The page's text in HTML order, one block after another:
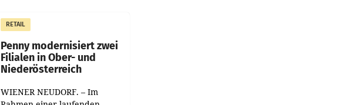
gemacht und die
Markterwartung deutlich
übertroffen.
RETAIL
Penny modernisiert zwei
Filialen in Ober- und
Niederösterreich
WIENER NEUDORF. – Im